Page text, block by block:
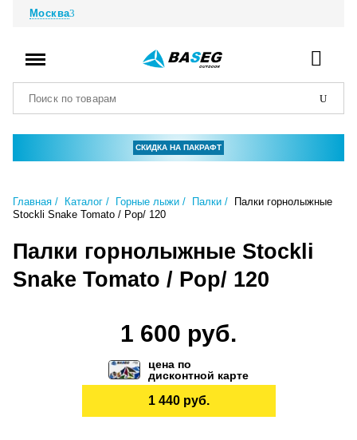
Москва
СКИДКА НА ПАКРАФТ
Главная Каталог Горные лыжи Палки
Палки горнолыжные
Stockli Snake Tomato / Pop/ 120
Палки горнолыжные Stockli
Snake Tomato / Pop/ 120
1 600 руб.
цена по
дисконтной карте
1 440 руб.